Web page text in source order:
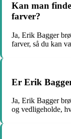
Kan man
farver?
Ja, Erik Bagger
farver, så du kan
Er Erik
Ja, Erik Bagger
og vedligeholde,